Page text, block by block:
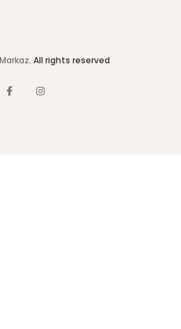
. All rights reserved